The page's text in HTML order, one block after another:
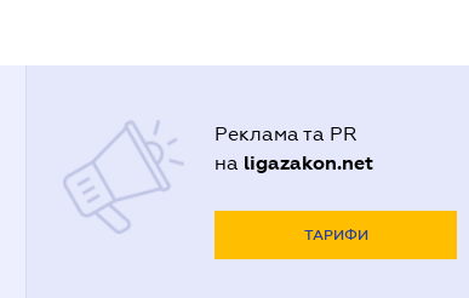
Реклама та PR
на ligazakon.net
ТАРИФИ